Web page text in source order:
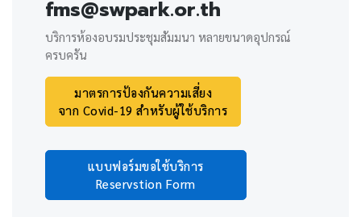
fms@swpark.or.th
บริการห้องอบรมประชุมสัมมนา หลายขนาดอุปกรณ์
ครบครัน
มาตรการป้องกันความเสี่ยง
จาก Covid-19 สำหรับผู้ใช้บริการ
แบบฟอร์มขอใช้บริการ
Reservstion Form